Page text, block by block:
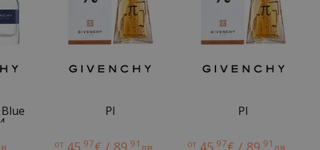
PI
от 45.97€ / 89.91лв.
PI
от 45.97€ / 89.91лв.